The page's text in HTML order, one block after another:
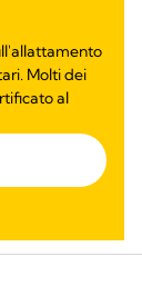
Molti dei
al